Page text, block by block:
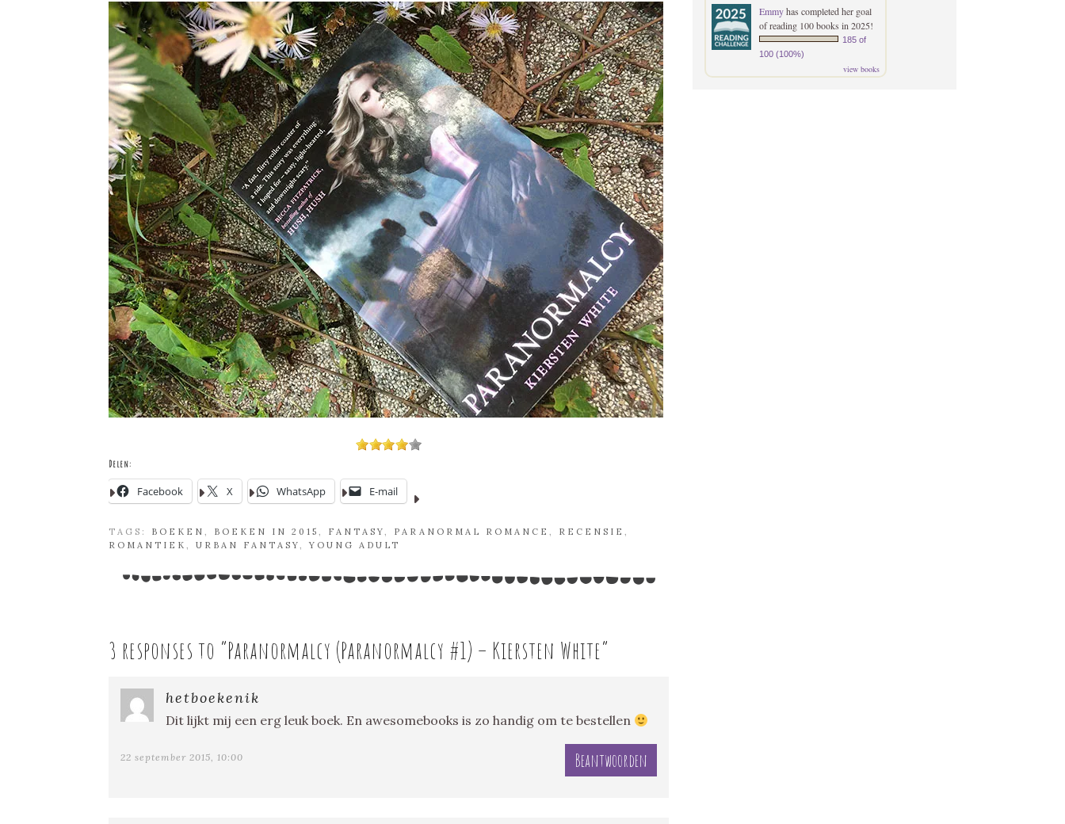
Delen:
Facebook X WhatsApp E-mail
TAGS: BOEKEN , BOEKEN IN 2015 , FANTASY, PARANORMAL ROMANCE , RECENSIE ,
ROMANTIEK , URBAN FANTASY,YOUNG ADULT
3 responses to “Paranormalcy (Paranormalcy #1) – Kiersten White”
hetboekenik
Dit lijkt mij een erg leuk boek. En awesomebooks is zo handig om te bestellen
22 september 2015, 10:00 Beantwoorden
Emmyhas completed her goal
of reading 100 books in 2025!
185 of
100 (100%)
view books